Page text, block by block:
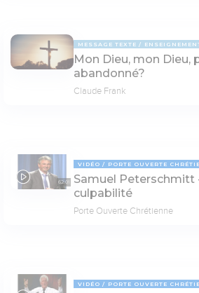
MESSAGE TEXTE
Mon Dieu, mon Dieu,
abandonné?
Claude Frank
62:01
VIDÉO PORTE OUVERTE
Samuel Peterschmitt
culpabilité
Porte Ouverte Chrétienne
VIDÉO PORTE OUVERTE